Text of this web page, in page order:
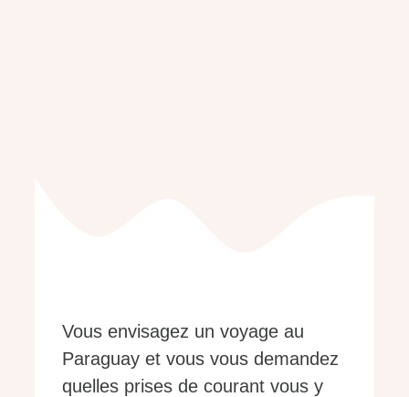
Vous envisagez un voyage au
Paraguay et vous vous demandez
quelles prises de courant vous y